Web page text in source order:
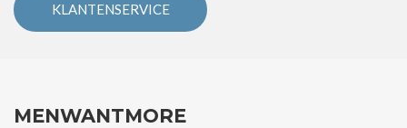
KLANTENSERVICE
MENWANTMORE